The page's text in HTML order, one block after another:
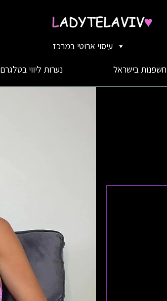
עיסוי ארוטי במרכז
נערות ליווי בטלגרם חשפנות בישראל